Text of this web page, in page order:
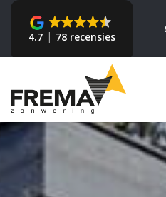
4.7 78 recensies